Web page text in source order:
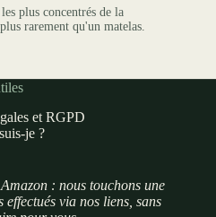
plus concentrés de la
rarement qu'un matelas.
et RGPD
je ?
: nous touchons une
via nos liens, sans